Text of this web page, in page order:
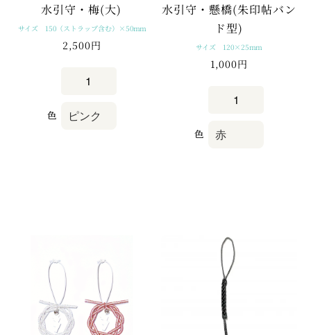
水引守・梅(大)
サイズ 150（ストラップ含む）×50mm
2,500円
色
水引守・懸橋(朱印帖バン
ド型)
サイズ 120×25mm
1,000円
色